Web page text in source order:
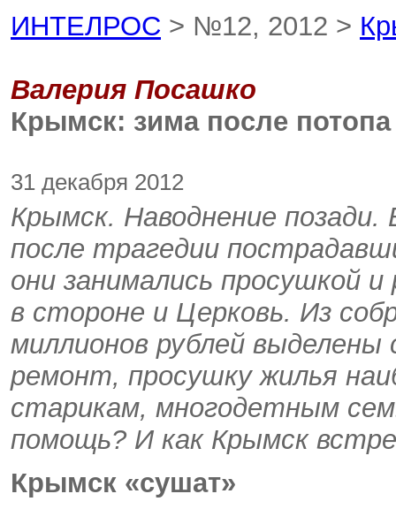
ИНТЕЛРОС > №12, 2012 >
Валерия Посашко
Крымск: зима после потопа
31 декабря 2012
Крымск. Наводнение
после трагедии
они занимались просушкой
в стороне и Церковь. Из
миллионов рублей
ремонт, просушку жилья
старикам, многодетным
помощь? И как Крымск
Крымск «сушат»